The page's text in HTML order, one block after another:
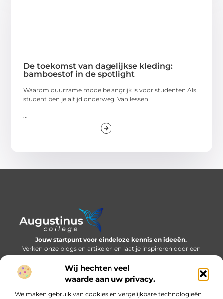
Wij hechten veel
waarde aan uw privacy.
We maken gebruik van cookies en vergelijkbare technologieën
De toekomst van dagelijkse kleding:
bamboestof in de spotlight
Waarom duurzame mode belangrijk is voor studenten Als
student ben je altijd onderweg. Van lessen
Jouw startpunt voor eindeloze kennis en ideeën.
Verken onze blogs en artikelen en laat je inspireren door een
wereld vol inzichten.
Bericht categorie